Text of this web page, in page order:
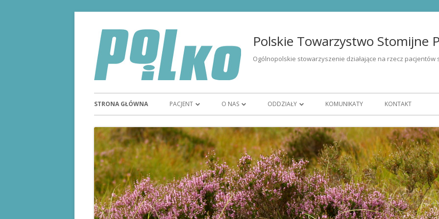
Polskie Towarzystwo Stomijne
Ogólnopolskie stowarzyszenie działające na rzecz pacjentów
STRONA GŁÓWNA PACJENT
STOMIĄ
STOMIA
SPRZĘT STOMIJNY
REFUNDACJA SPRZĘTU
O NAS
CZŁONKOSTWO
ZARZĄD
WOLONTARIAT
HISTORIA
ODDZIAŁY
OR BYDGOSZCZ
OR GORZÓW WIELKOPOLSKI
OR KATOWICE
OR KIELCE
KOMUNIKATY KONTAKT